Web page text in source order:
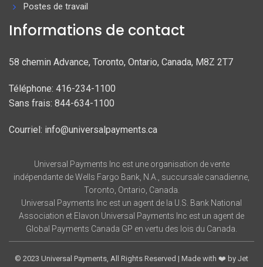
Postes de travail
Informations de contact
58 chemin Advance, Toronto, Ontario, Canada, M8Z 2T7
Téléphone: 416-234-1100
Sans frais: 844-634-1100
Courriel: info@universalpayments.ca
Universal Payments Inc est une organisation de vente
indépendante de Wells Fargo Bank, N.A., succursale canadienne,
Toronto, Ontario, Canada.
Universal Payments Inc est un agent de la U.S. Bank National
Association et Elavon Universal Payments Inc est un agent de
Global Payments Canada GP en vertu des lois du Canada.
© 2023 Universal Payments, All Rights Reserved | Made with ❤️ by Jet